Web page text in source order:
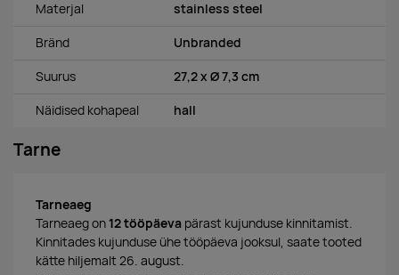
Materjal stainless steel
Bränd Unbranded
Suurus 27,2 x Ø 7,3 cm
Näidised kohapeal hall
Tarne
Tarneaeg
Tarneaeg on 12 tööpäeva pärast kujunduse kinnitamist.
Kinnitades kujunduse ühe tööpäeva jooksul, saate tooted
kätte hiljemalt 26. august.